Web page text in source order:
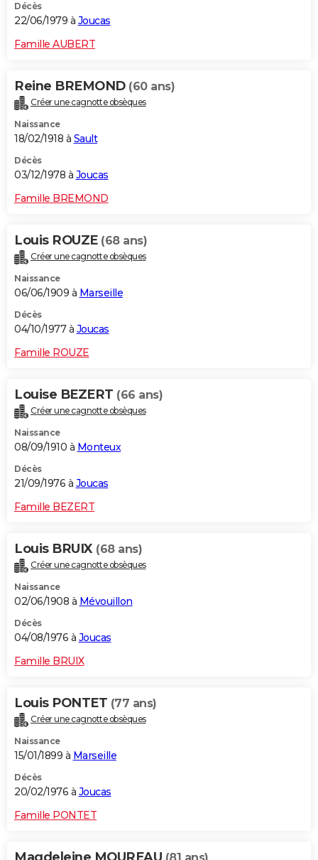
Décès
22/06/1979 à Joucas
Famille AUBERT
Reine BREMOND (60 ans)
Créer une cagnotte obsèques
Naissance
18/02/1918 à Sault
Décès
03/12/1978 à Joucas
Famille BREMOND
Louis ROUZE (68 ans)
Créer une cagnotte obsèques
Naissance
06/06/1909 à Marseille
Décès
04/10/1977 à Joucas
Famille ROUZE
Louise BEZERT (66 ans)
Créer une cagnotte obsèques
Naissance
08/09/1910 à Monteux
Décès
21/09/1976 à Joucas
Famille BEZERT
Louis BRUIX (68 ans)
Créer une cagnotte obsèques
Naissance
02/06/1908 à Mévouillon
Décès
04/08/1976 à Joucas
Famille BRUIX
Louis PONTET (77 ans)
Créer une cagnotte obsèques
Naissance
15/01/1899 à Marseille
Décès
20/02/1976 à Joucas
Famille PONTET